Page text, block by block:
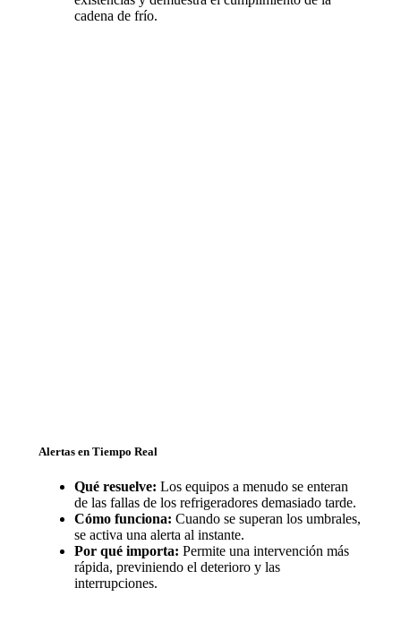
cadena de frío.
Alertas en Tiempo Real
Qué resuelve: Los equipos a menudo se enteran
de las fallas de los refrigeradores demasiado tarde.
Cómo funciona: Cuando se superan los umbrales,
se activa una alerta al instante.
Por qué importa: Permite una intervención más
rápida, previniendo el deterioro y las
interrupciones.